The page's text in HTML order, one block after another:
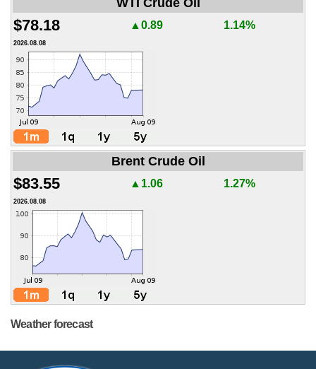
WTI Crude Oil
$78.18 ▲0.89 1.14%
2026.08.08
Brent Crude Oil
$83.55 ▲1.06 1.27%
2026.08.08
Weather forecast